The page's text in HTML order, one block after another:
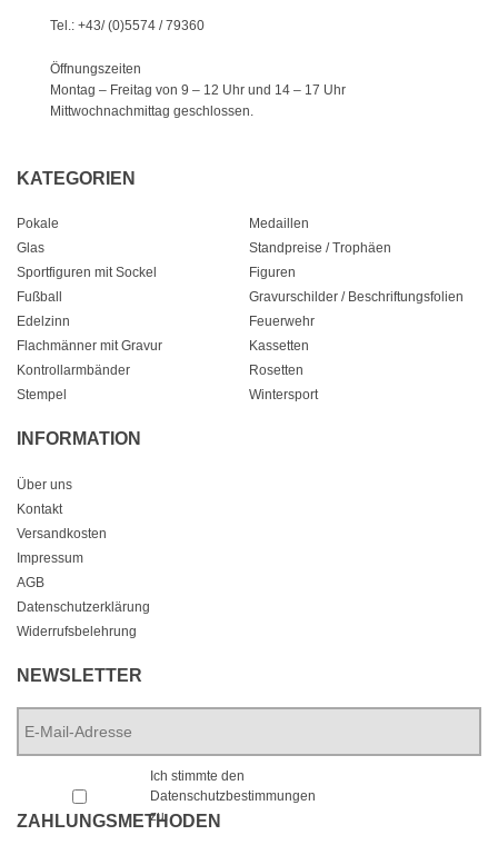
Tel.: +43/ (0)5574 / 79360
Öffnungszeiten
Montag – Freitag von 9 – 12 Uhr und 14 – 17 Uhr
Mittwochnachmittag geschlossen.
KATEGORIEN
Pokale
Medaillen
Glas
Standpreise / Trophäen
Sportfiguren mit Sockel
Figuren
Fußball
Gravurschilder / Beschriftungsfolien
Edelzinn
Feuerwehr
Flachmänner mit Gravur
Kassetten
Kontrollarmbänder
Rosetten
Stempel
Wintersport
INFORMATION
Über uns
Kontakt
Versandkosten
Impressum
AGB
Datenschutzerklärung
Widerrufsbelehrung
NEWSLETTER
Mail-
Adresse *
Ich stimmte den
Datenschutzbestimmungen
zu.
ZAHLUNGSMETHODEN